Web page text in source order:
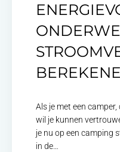
Als je met een
wil je kunnen
je nu op een camping
in de…